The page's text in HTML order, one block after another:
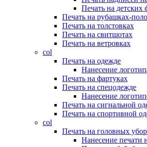
Печать на детских
Печать на рубашках-поло
Печать на толстовках
Печать на свитшотах
Печать на ветровках
col
Печать на одежде
Нанесение
Печать на фартуках
Печать на спецодежде
Нанесение
Печать на сигнальной
Печать на спортивной
col
Печать на головных
Нанесение печати